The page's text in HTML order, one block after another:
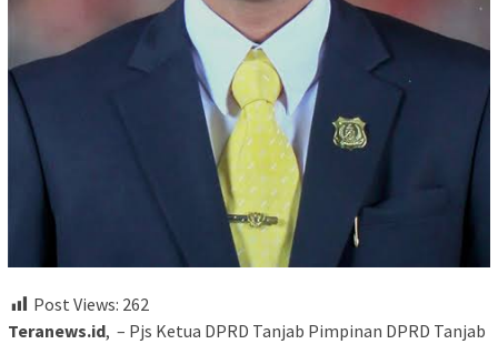
Post Views: 262
Teranews.id, – Pjs Ketua DPRD Tanjab Pimpinan DPRD Tanjab